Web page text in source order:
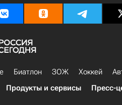
Биатлон ЗОЖ Хоккей
Продукты и сервисы Пресс-